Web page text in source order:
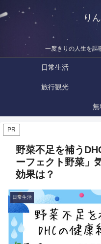
り
一度きりの人生を謳
日常生活
旅行観光
無
PR
野菜不足を補う
ーフェクト野菜」
効果は？
日常生活